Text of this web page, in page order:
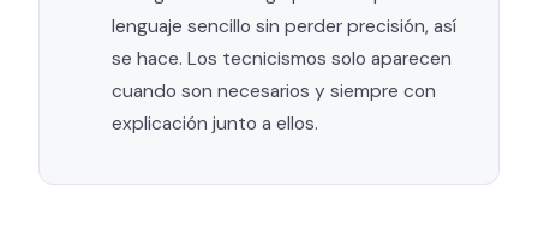
lenguaje sencillo sin perder precisión, así
se hace. Los tecnicismos solo aparecen
cuando son necesarios y siempre con
explicación junto a ellos.